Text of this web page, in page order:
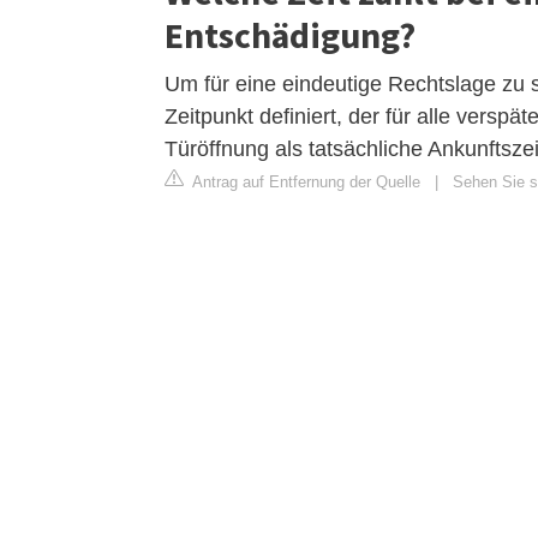
Entschädigung?
Um für eine eindeutige Rechtslage
Zeitpunkt definiert, der für alle
Türöffnung als tatsächliche
Antrag auf Entfernung der Quelle Sehen Sie